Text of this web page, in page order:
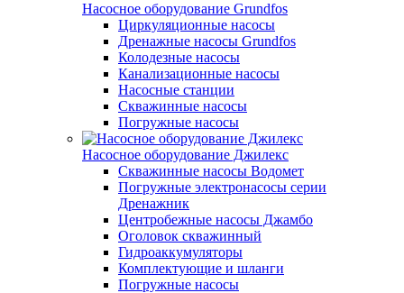
Насосное оборудование Grundfos
Циркуляционные насосы
Дренажные насосы Grundfos
Колодезные насосы
Канализационные насосы
Насосные станции
Скважинные насосы
Погружные насосы
Насосное оборудование Джилекс
Скважинные насосы Водомет
Погружные электронасосы серии
Дренажник
Центробежные насосы Джамбо
Оголовок скважинный
Гидроаккумуляторы
Комплектующие и шланги
Погружные насосы